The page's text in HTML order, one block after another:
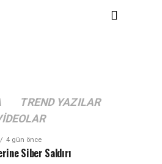
TREND YAZILAR
4 gün önce
Siber Saldırı